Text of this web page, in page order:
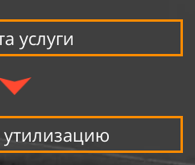
услуги